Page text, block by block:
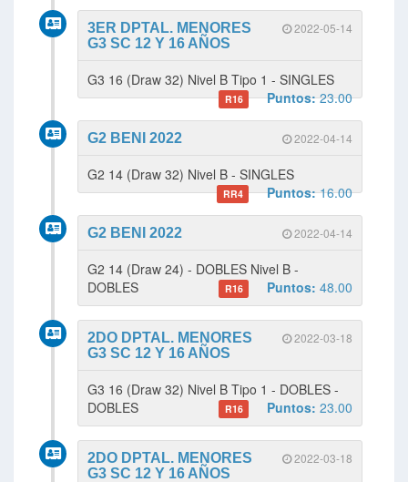
2022-05-14
3ER DPTAL. MENORES
G3 SC 12 Y 16 AÑOS
G3 16 (Draw 32) Nivel B Tipo 1 - SINGLES
R16 Puntos:23.00
2022-04-14
G2 BENI 2022
G2 14 (Draw 32) Nivel B - SINGLES
RR4 Puntos:16.00
2022-04-14
G2 BENI 2022
G2 14 (Draw 24) - DOBLES Nivel B -
DOBLES
R16 Puntos: 48.00
2022-03-18
2DO DPTAL. MENORES
G3 SC 12 Y 16 AÑOS
G3 16 (Draw 32) Nivel B Tipo 1 - DOBLES -
DOBLES
R16 Puntos: 23.00
2022-03-18
2DO DPTAL. MENORES
G3 SC 12 Y 16 AÑOS